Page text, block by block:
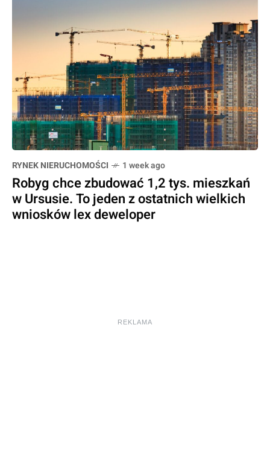
RYNEK NIERUCHOMOŚCI 1 week ago
Robyg chce zbudować 1,2 tys. mieszkań
w Ursusie. To jeden z ostatnich wielkich
wniosków lex deweloper
REKLAMA